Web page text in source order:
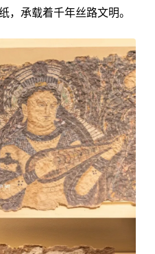
，承载着千年丝路文明。